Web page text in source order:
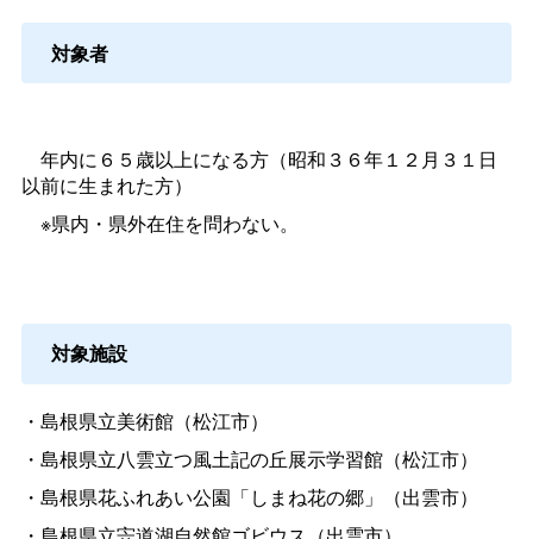
対象者
年内に６５歳以上になる方（昭和３６年１２月３１日
以前に生まれた方）
※県内・県外在住を問わない。
対象施設
・島根県立美術館（松江市）
・島根県立八雲立つ風土記の丘展示学習館（松江市）
・島根県花ふれあい公園「しまね花の郷」（出雲市）